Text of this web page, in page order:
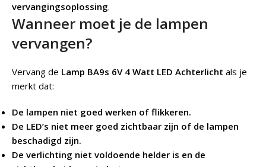
vervangingsoplossing.
Wanneer moet je de lampen
vervangen?
Vervang de Lamp BA9s 6V 4 Watt LED Achterlicht als je
merkt dat:
De lampen niet goed werken of flikkeren.
De LED’s niet meer goed zichtbaar zijn of de lampen
beschadigd zijn.
De verlichting niet voldoende helder is en de